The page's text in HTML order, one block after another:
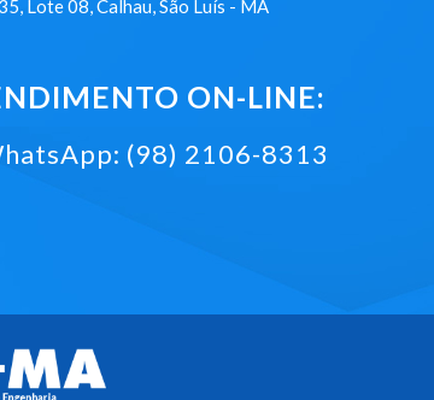
Lote 08, Calhau, São Luís - MA
ON-LINE:
(98) 2106-8313